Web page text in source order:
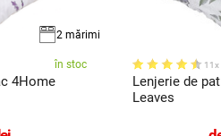
2 mărimi
în stoc
4Home
11x
Lenjerie de
Leaves